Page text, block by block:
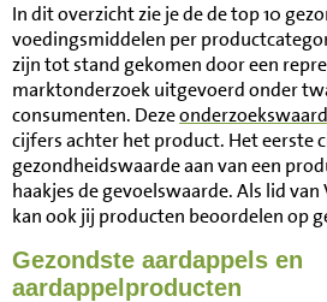
In dit overzicht zie je de de top 10
voedingsmiddelen per
zijn tot stand gekomen door een
marktonderzoek uitgevoerd onder
consumenten. Deze
cijfers achter het product. Het eerste
gezondheidswaarde aan van een
haakjes de gevoelswaarde. Als lid
kan ook jij producten beoordelen op
Gezondste aardappels en
aardappelproducten